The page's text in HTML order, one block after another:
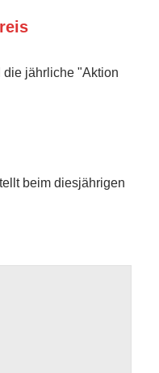
die jährliche "Aktion
beim diesjährigen